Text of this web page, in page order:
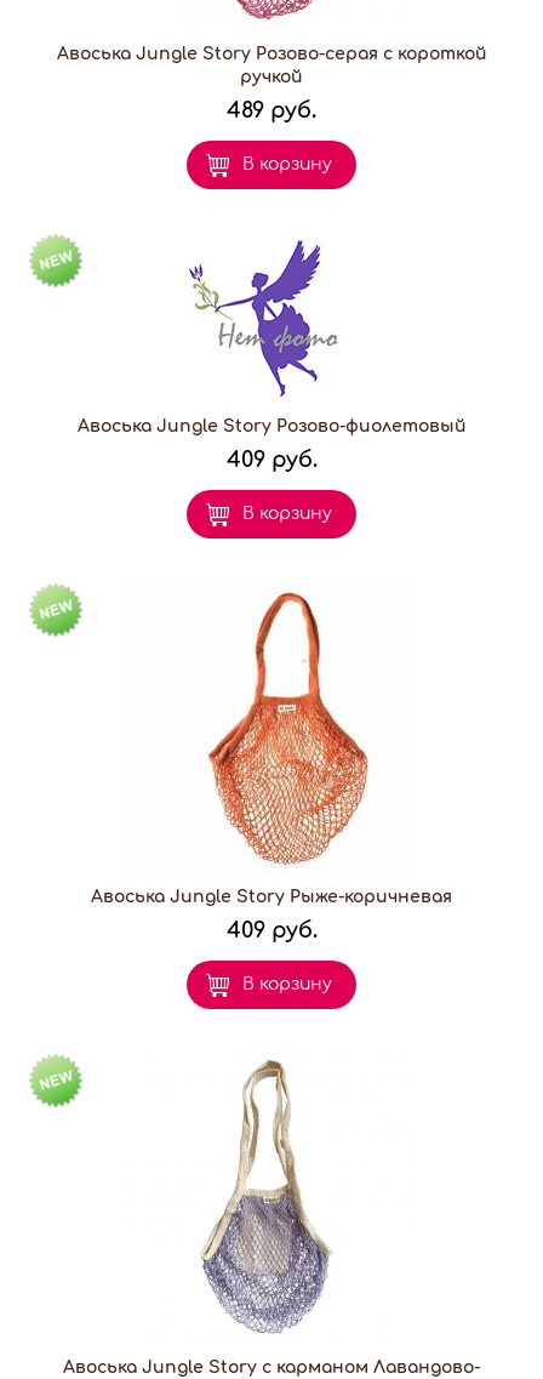
Авоська Jungle Story Розово-серая с короткой
ручкой
489 руб.
В корзину
Авоська Jungle Story Розово-фиолетовый
409 руб.
В корзину
Авоська Jungle Story Рыже-коричневая
409 руб.
В корзину
Авоська Jungle Story с карманом Лавандово-